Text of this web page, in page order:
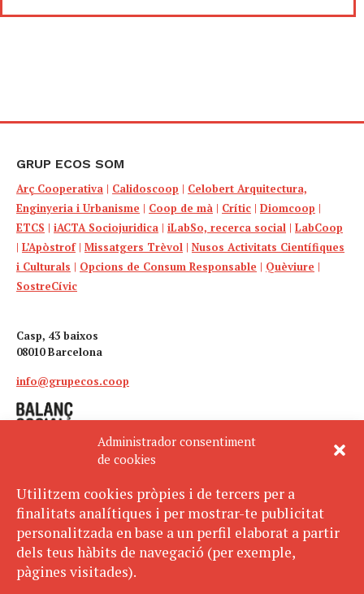
Administrador consentiment
de cookies
Utilitzem cookies pròpies i de tercers per a
finalitats analítiques i per mostrar-te publicitat
personalitzada en base a un perfil elaborat a partir
dels teus hàbits de navegació (per exemple,
pàgines visitades).
GRUP ECOS SOM
Arç Cooperativa | Calidoscoop | Celobert Arquitectura,
Enginyeria i Urbanisme | Coop de mà | Crític | Diomcoop |
ETCS | iACTA Sociojuridica | iLabSo, recerca social | LabCoop
| L’Apòstrof| Missatgers Trèvol | Nusos Activitats Científiques
i Culturals | Opcions de Consum Responsable | Quèviure |
SostreCívic
Casp, 43 baixos
08010 Barcelona
info@grupecos.coop
Avís legal
Política de privacitat
Política de cookies
SUBSCRIU-TE
AL BUTLLETÍ